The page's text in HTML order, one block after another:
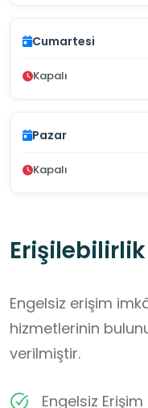
Cumartesi
Kapalı
Pazar
Kapalı
Engelsiz erişim
hizmetlerinin
verilmiştir.
Engelsiz Erişim